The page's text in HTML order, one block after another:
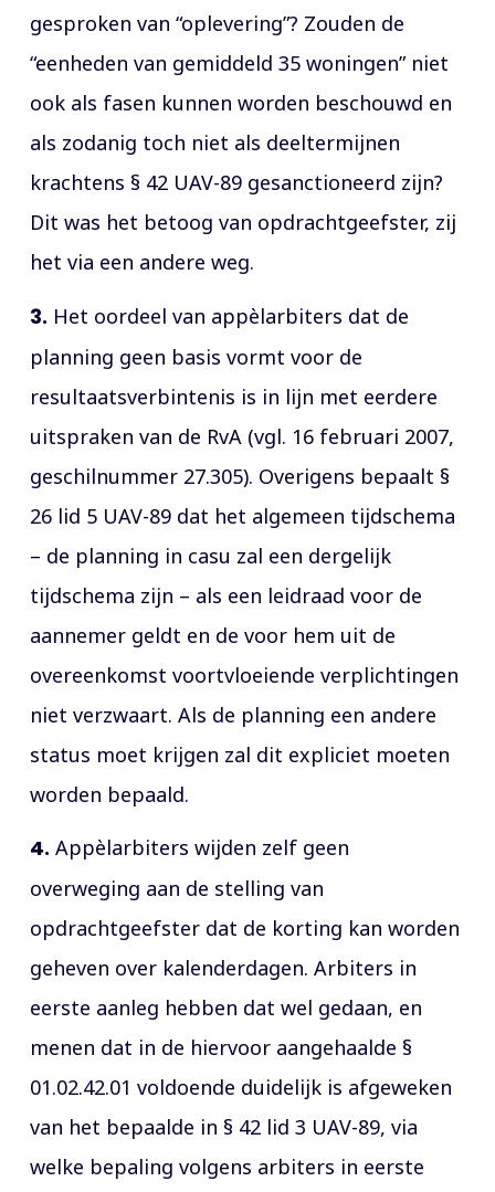
gesproken van “oplevering”? Zouden de
“eenheden van gemiddeld 35 woningen” niet
ook als fasen kunnen worden beschouwd en
als zodanig toch niet als deeltermijnen
krachtens § 42 UAV-89 gesanctioneerd zijn?
Dit was het betoog van opdrachtgeefster, zij
het via een andere weg.
3. Het oordeel van appèlarbiters dat de
planning geen basis vormt voor de
resultaatsverbintenis is in lijn met eerdere
uitspraken van de RvA (vgl. 16 februari 2007,
geschilnummer 27.305). Overigens bepaalt §
26 lid 5 UAV-89 dat het algemeen tijdschema
– de planning in casu zal een dergelijk
tijdschema zijn – als een leidraad voor de
aannemer geldt en de voor hem uit de
overeenkomst voortvloeiende verplichtingen
niet verzwaart. Als de planning een andere
status moet krijgen zal dit expliciet moeten
worden bepaald.
4. Appèlarbiters wijden zelf geen
overweging aan de stelling van
opdrachtgeefster dat de korting kan worden
geheven over kalenderdagen. Arbiters in
eerste aanleg hebben dat wel gedaan, en
menen dat in de hiervoor aangehaalde §
01.02.42.01 voldoende duidelijk is afgeweken
van het bepaalde in § 42 lid 3 UAV-89, via
welke bepaling volgens arbiters in eerste